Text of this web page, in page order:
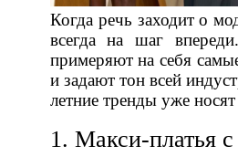
Когда речь заходит о
всегда на шаг
примеряют на себя
и задают тон всей
летние тренды уже
1. Макси-платья с